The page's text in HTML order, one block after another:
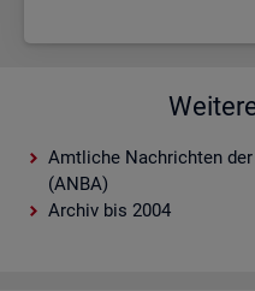
Amtliche Nachrichten
(ANBA)
Archiv bis 2004